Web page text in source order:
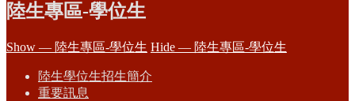
陸生專區-學位生
Show — 陸生專區-學位生 Hide — 陸生專區-學位生
陸生學位生招生簡介
重要訊息